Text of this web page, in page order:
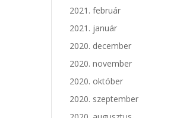
2021. február
2021. január
2020. december
2020. november
2020. október
2020. szeptember